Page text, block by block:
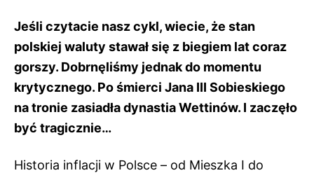
Jeśli czytacie nasz cykl, wiecie, że stan
polskiej waluty stawał się z biegiem lat coraz
gorszy. Dobrnęliśmy jednak do momentu
krytycznego. Po śmierci Jana III Sobieskiego
na tronie zasiadła dynastia Wettinów. I zaczęło
być tragicznie…
Historia inflacji w Polsce – od Mieszka I do